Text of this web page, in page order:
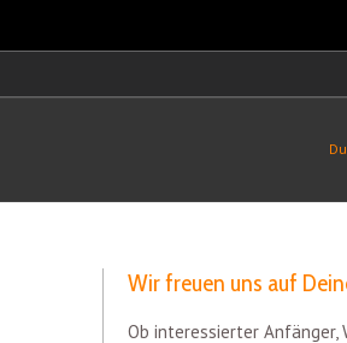
Wir freuen uns auf
Ob interessierter Anfänger,